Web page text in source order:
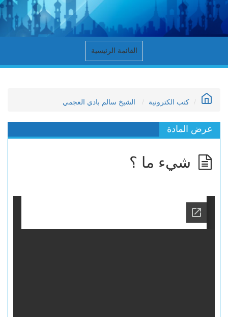
القائمة الرئيسية
كتب الكترونية الشيخ سالم بادي العجمي
عرض المادة
شيء ما ؟